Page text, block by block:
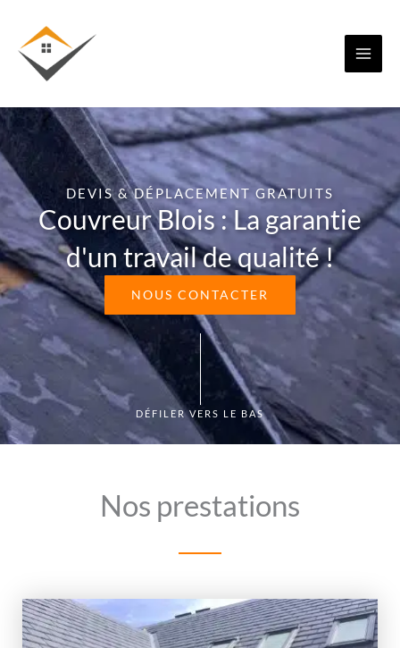
contenu
DEVIS & DÉPLACEMENT GRATUITS
Couvreur Blois : La garantie
d'un travail de qualité !
NOUS CONTACTER
DÉFILER VERS LE BAS
Nos prestations